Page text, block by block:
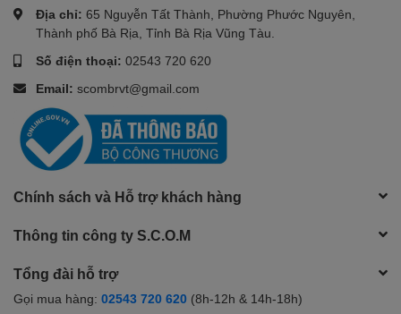
Kết Luận
Ổ cứng SSD gắn ngoài Kioxia Exceria Plus Portable 1TB là sản
phẩm tuyệt vời cho những ai cần một giải pháp lưu trữ nhanh
chóng và an toàn. Với dung lượng 1TB, tốc độ truyền tải vượt trội
và thiết kế gọn nhẹ, sản phẩm này đáp ứng mọi nhu cầu lưu trữ
và di chuyển dữ liệu. Ngoài ra, với bảo hành dài hạn và tính
tương thích rộng rãi, bạn hoàn toàn có thể yên tâm sử dụng lâu
dài.
Địa chỉ: 65 Nguyễn Tất Thành, Phường Phước Nguyên,
Thành phố Bà Rịa, Tỉnh Bà Rịa Vũng Tàu.
Số điện thoại: 02543 720 620
Email: scombrvt@gmail.com
Chính sách và Hỗ trợ khách hàng
Thông tin công ty S.C.O.M
Tổng đài hỗ trợ
Gọi mua hàng: 02543 720 620 (8h-12h & 14h-18h)